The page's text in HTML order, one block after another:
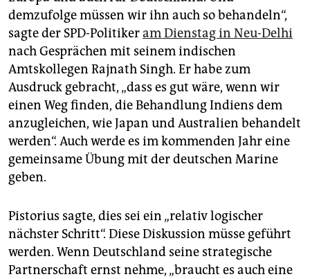
epaper login
demzufolge müssen wir ihn auch so behandeln“,
sagte der SPD-Politikeram Dienstag in Neu-Delhi
nach Gesprächen mit seinem indischen
Amtskollegen Rajnath Singh. Er habe zum
Ausdruck gebracht, „dass es gut wäre, wenn wir
einen Weg finden, die Behandlung Indiens dem
anzugleichen, wie Japan und Australien behandelt
werden“. Auch werde es im kommenden Jahr eine
gemeinsame Übung mit der deutschen Marine
geben.
Pistorius sagte, dies sei ein „relativ logischer
nächster Schritt“. Diese Diskussion müsse geführt
werden. Wenn Deutschland seine strategische
Partnerschaft ernst nehme, „braucht es auch eine